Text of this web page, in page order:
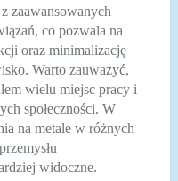
zaawansowanych
co pozwala na
oraz minimalizację
Warto zauważyć,
wielu miejsc pracy i
społeczności. W
na metale w różnych
widoczne.